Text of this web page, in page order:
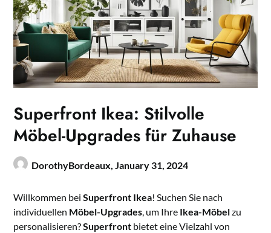
Superfront Ikea: Stilvolle
Möbel-Upgrades für Zuhause
DorothyBordeaux,January 31, 2024
Willkommen beiSuperfront Ikea! Suchen Sie nach
individuellen Möbel-Upgrades, um Ihre Ikea-Möbelzu
personalisieren?Superfront bietet eine Vielzahl von